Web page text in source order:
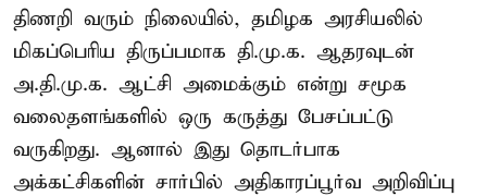
திணறி வரும் நிலையில், தமிழக அரசியலில்
மிகப்பெரிய திருப்பமாக தி.மு.க. ஆதரவுடன்
அ.தி.மு.க. ஆட்சி அமைக்கும் என்று சமூக
வலைதளங்களில் ஒரு கருத்து பேசப்பட்டு
வருகிறது. ஆனால் இது தொடர்பாக
அக்கட்சிகளின் சார்பில் அதிகாரப்பூர்வ அறிவிப்பு